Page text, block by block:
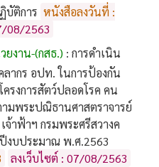
บัติการ หนังสือลงวันที่ :
08/2563
งาน-(กสธ.) : การดำเนิน
ากร อปท. ในการป้องกัน
รงการสัตว์ปลอดโรค คน
มพระปณิธานศาสตราจารย์
จ้าฟ้าฯ กรมพระศรีสวางค
งบประมาณ พ.ศ.2563
ลงเว็บไซต์ : 07/08/2563